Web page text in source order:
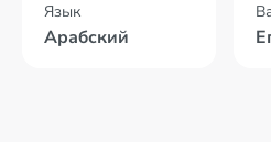
Язык
Арабский